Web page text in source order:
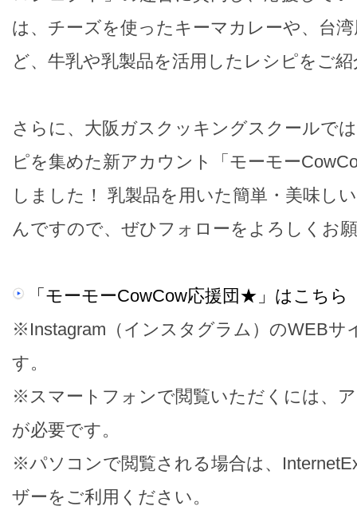
は、チーズを使ったキーマカレーや、台
ど、牛乳や乳製品を活用したレシピをご
さらに、大阪ガスクッキングスクールで
ピを集めた新アカウント「モーモー
しました！ 乳製品を用いた簡単・美味し
んですので、ぜひフォローをよろしくお
「モーモーCowCow応援団★」はこちら
※Instagram（インスタグラム）のWEBサ
す。
※スマートフォンで閲覧いただくには、
が必要です。
※パソコンで閲覧される場合は、
ザーをご利用ください。